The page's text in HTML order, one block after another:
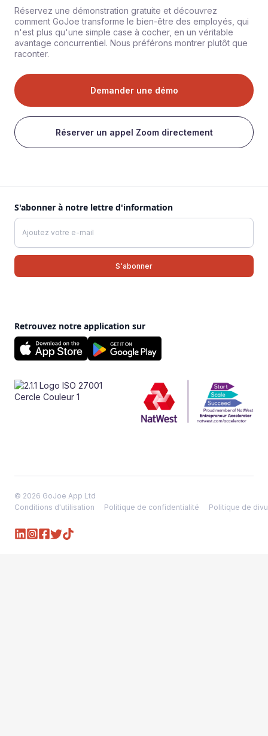
Réservez une démonstration gratuite et découvrez
comment GoJoe transforme le bien-être des employés, qui
n'est plus qu'une simple case à cocher, en un véritable
avantage concurrentiel. Nous préférons montrer plutôt que
raconter.
Demander une démo
Réserver un appel Zoom directement
S'abonner à notre lettre d'information
Retrouvez notre application sur
© 2026 GoJoe App Ltd
Conditions d'utilisation
Politique de confidentialité Politique de